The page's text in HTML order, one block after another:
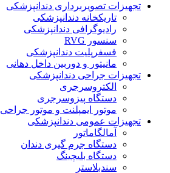
تجهیزات تصویربرداری دندانپزشکی
تاریکخانه دندانپزشکی
رادیوگرافی دندانپزشکی
سنسور RVG
فسفرپلیت دندانپزشکی
مانیتور و دوربین داخل دهانی
تجهیزات جراحی دندانپزشکی
الکتروسرجری
دستگاه پیزوسرجری
موتور ایمپلنت و موتور جراحی
تجهیزات عمومی دندانپزشکی
آمالگاماتور
دستگاه جرم گیری دندان
دستگاه بلیچینگ
سندبلاستر